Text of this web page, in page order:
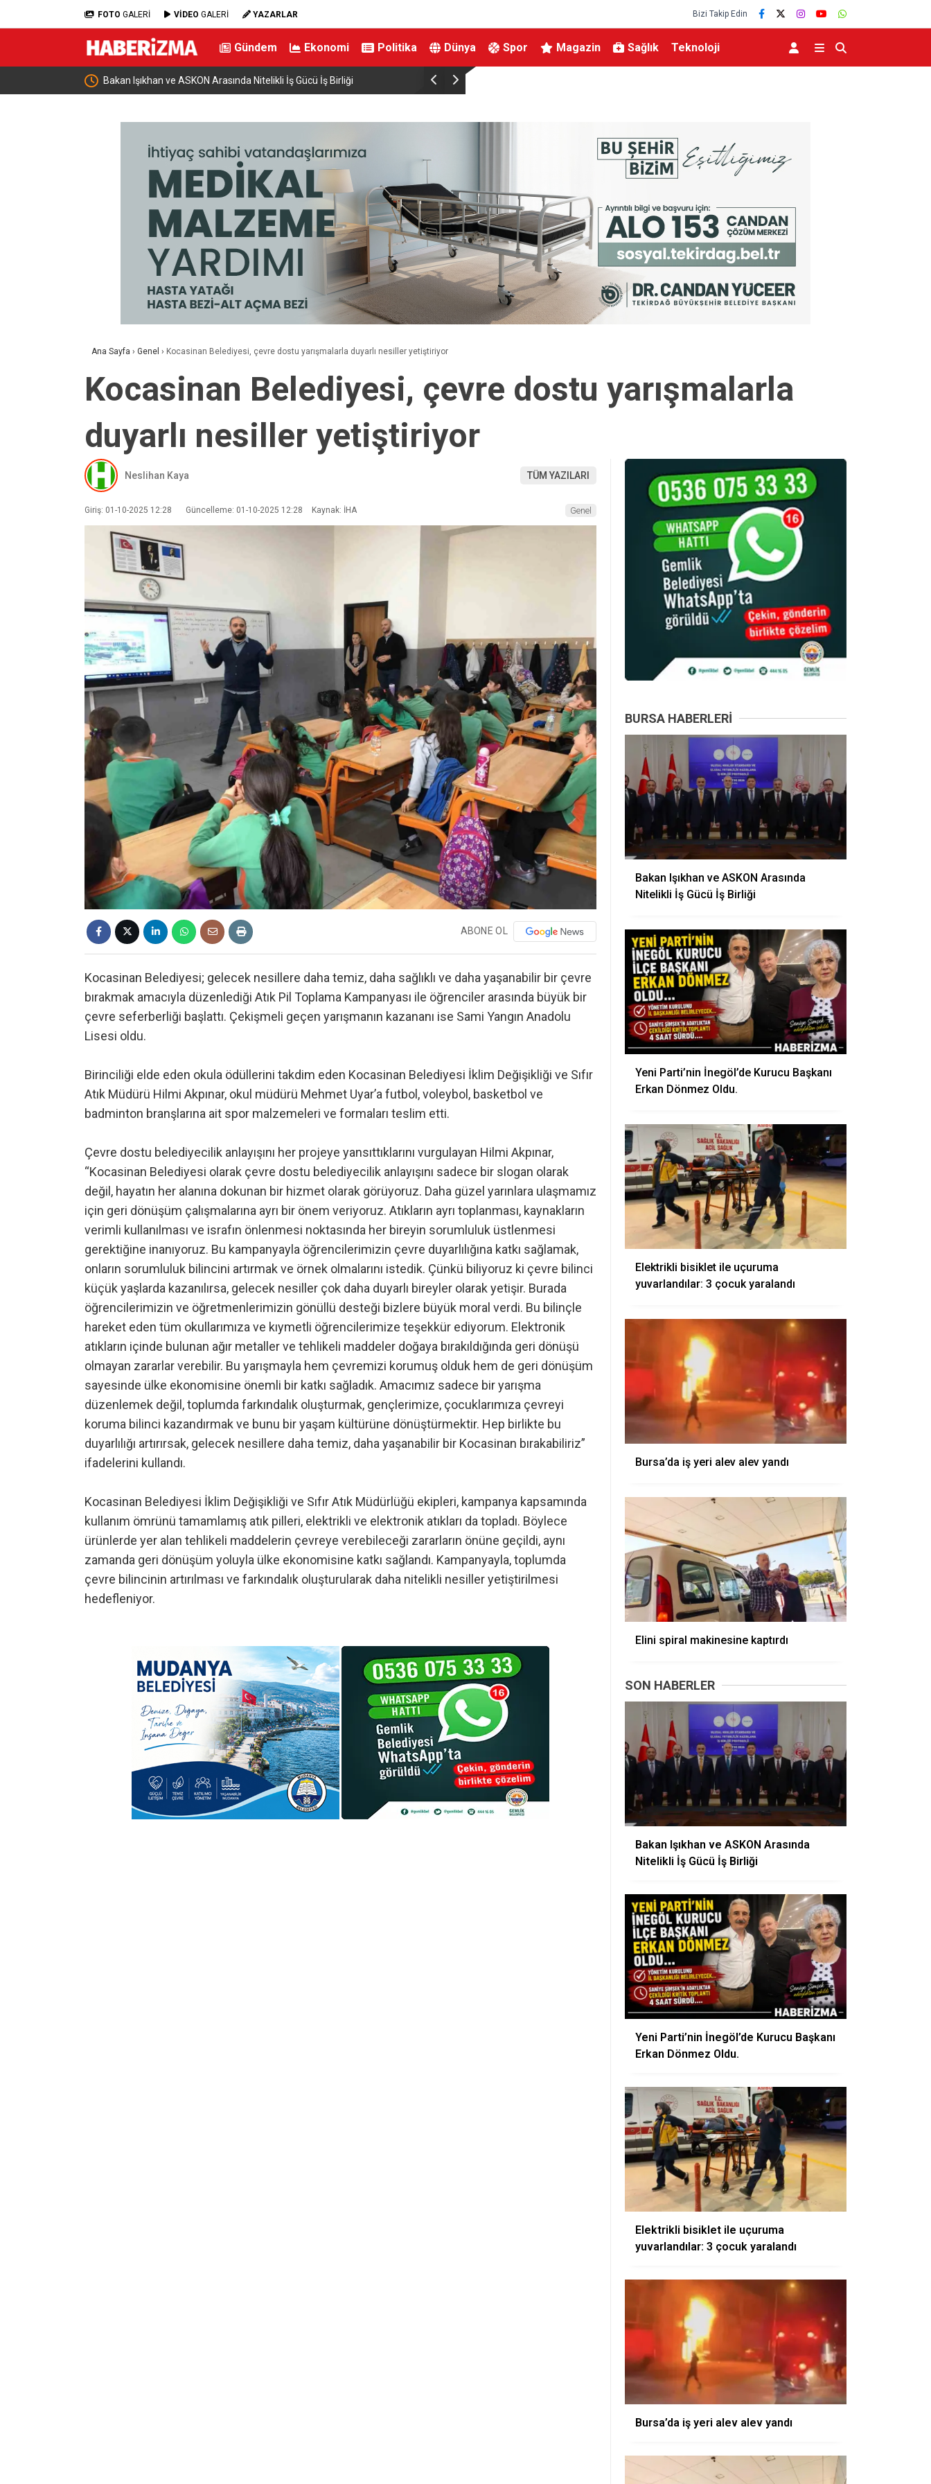
FOTO GALERİ VİDEO GALERİ YAZARLAR Bizi Takip Edin
Gündem Ekonomi Politika Dünya Spor Magazin Sağlık Teknoloji
Bakan Işıkhan ve ASKON Arasında Nitelikli İş Gücü İş Birliği Yeni Parti’nin İnegöl’de Kurucu Başkanı Erkan Dönmez Oldu.
Ana Sayfa › Genel › Kocasinan Belediyesi, çevre dostu yarışmalarla duyarlı nesiller yetiştiriyor
Kocasinan Belediyesi, çevre dostu yarışmalarla
duyarlı nesiller yetiştiriyor
Neslihan Kaya TÜM YAZILARI
Giriş: 01-10-2025 12:28 Güncelleme: 01-10-2025 12:28 Kaynak: İHA Genel
ABONE OL
Kocasinan Belediyesi; gelecek nesillere daha temiz, daha sağlıklı ve daha yaşanabilir bir çevre
bırakmak amacıyla düzenlediği Atık Pil Toplama Kampanyası ile öğrenciler arasında büyük bir
çevre seferberliği başlattı. Çekişmeli geçen yarışmanın kazananı ise Sami Yangın Anadolu
Lisesi oldu.
Birinciliği elde eden okula ödüllerini takdim eden Kocasinan Belediyesi İklim Değişikliği ve Sıfır
Atık Müdürü Hilmi Akpınar, okul müdürü Mehmet Uyar’a futbol, voleybol, basketbol ve
badminton branşlarına ait spor malzemeleri ve formaları teslim etti.
Çevre dostu belediyecilik anlayışını her projeye yansıttıklarını vurgulayan Hilmi Akpınar,
“Kocasinan Belediyesi olarak çevre dostu belediyecilik anlayışını sadece bir slogan olarak
değil, hayatın her alanına dokunan bir hizmet olarak görüyoruz. Daha güzel yarınlara ulaşmamız
için geri dönüşüm çalışmalarına ayrı bir önem veriyoruz. Atıkların ayrı toplanması, kaynakların
verimli kullanılması ve israfın önlenmesi noktasında her bireyin sorumluluk üstlenmesi
gerektiğine inanıyoruz. Bu kampanyayla öğrencilerimizin çevre duyarlılığına katkı sağlamak,
onların sorumluluk bilincini artırmak ve örnek olmalarını istedik. Çünkü biliyoruz ki çevre bilinci
küçük yaşlarda kazanılırsa, gelecek nesiller çok daha duyarlı bireyler olarak yetişir. Burada
öğrencilerimizin ve öğretmenlerimizin gönüllü desteği bizlere büyük moral verdi. Bu bilinçle
hareket eden tüm okullarımıza ve kıymetli öğrencilerimize teşekkür ediyorum. Elektronik
atıkların içinde bulunan ağır metaller ve tehlikeli maddeler doğaya bırakıldığında geri dönüşü
olmayan zararlar verebilir. Bu yarışmayla hem çevremizi korumuş olduk hem de geri dönüşüm
sayesinde ülke ekonomisine önemli bir katkı sağladık. Amacımız sadece bir yarışma
düzenlemek değil, toplumda farkındalık oluşturmak, gençlerimize, çocuklarımıza çevreyi
koruma bilinci kazandırmak ve bunu bir yaşam kültürüne dönüştürmektir. Hep birlikte bu
duyarlılığı artırırsak, gelecek nesillere daha temiz, daha yaşanabilir bir Kocasinan bırakabiliriz”
ifadelerini kullandı.
Kocasinan Belediyesi İklim Değişikliği ve Sıfır Atık Müdürlüğü ekipleri, kampanya kapsamında
kullanım ömrünü tamamlamış atık pilleri, elektrikli ve elektronik atıkları da topladı. Böylece
ürünlerde yer alan tehlikeli maddelerin çevreye verebileceği zararların önüne geçildi, aynı
zamanda geri dönüşüm yoluyla ülke ekonomisine katkı sağlandı. Kampanyayla, toplumda
çevre bilincinin artırılması ve farkındalık oluşturularak daha nitelikli nesiller yetiştirilmesi
hedefleniyor.
BURSA HABERLERI
Bakan Işıkhan ve ASKON Arasında
Nitelikli İş Gücü İş Birliği
Yeni Parti’nin İnegöl’de Kurucu Başkanı
Erkan Dönmez Oldu.
Elektrikli bisiklet ile uçuruma
yuvarlandılar: 3 çocuk yaralandı
Bursa’da iş yeri alev alev yandı
Elini spiral makinesine kaptırdı
SON HABERLER
Bakan Işıkhan ve ASKON Arasında
Nitelikli İş Gücü İş Birliği
Yeni Parti’nin İnegöl’de Kurucu Başkanı
Erkan Dönmez Oldu.
Elektrikli bisiklet ile uçuruma
yuvarlandılar: 3 çocuk yaralandı
Bursa’da iş yeri alev alev yandı